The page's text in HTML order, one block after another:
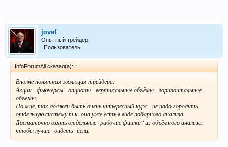
jovaf
Опытный трейдер
Пользователь
InfoForumAll сказал(а): ↑
Вполне понятная эволюция трейдера:
Акции - фьючерсы - опционы - вертикальные объёмы - горизонтальные
объёмы.
По мне, так должен быть очень интересный курс - не надо городить
отдельную систему т.к. она уже есть в виде побарного анализа.
Достаточно взять отдельные "рабочие фишки" из объёмного анализа,
чтобы лучше "видеть" цели.